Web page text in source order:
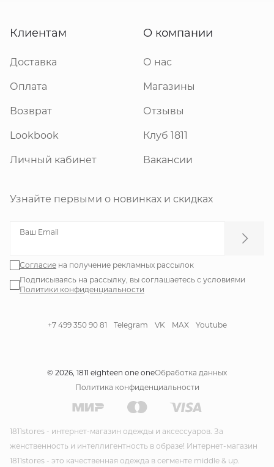
Клиентам
Доставка
Оплата
Возврат
Lookbook
Личный кабинет
О компании
О нас
Магазины
Отзывы
Клуб 1811
Вакансии
Узнайте первыми о новинках и скидках
Ваш Email
Согласие на получение рекламных рассылок
Подписываясь на рассылку, вы соглашаетесь с условиями
Политики конфиденциальности
+7 499 350 90 81 Telegram VK MAX Youtube
© 2026, 1811 eighteen one oneОбработка данных
Политика конфиденциальности
1811stores - интернет-магазин одежды и аксессуаров. За
женственность и интеллигентность в образе! Интернет-магазин
1811stores - это качественная одежда в сегменте middle & up.